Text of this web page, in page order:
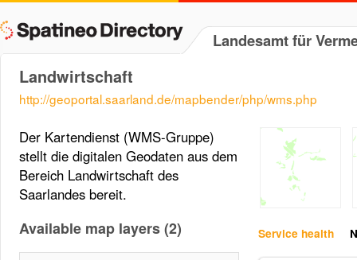
Landesamt für
Landwirtschaft
http://geoportal.saarland.de/mapbender/php/wms.php
Service health
Der Kartendienst (WMS-Gruppe)
stellt die digitalen Geodaten aus dem
Bereich Landwirtschaft des
Saarlandes bereit.
Available map layers (2)